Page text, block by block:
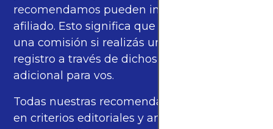
recomendamos pueden incluir enlaces de
afiliado. Esto significa que podríamos recibir
una comisión si realizás una compra o
registro a través de dichos enlaces, sin costo
adicional para vos.
Todas nuestras recomendaciones se basan
en criterios editoriales y análisis propios, y